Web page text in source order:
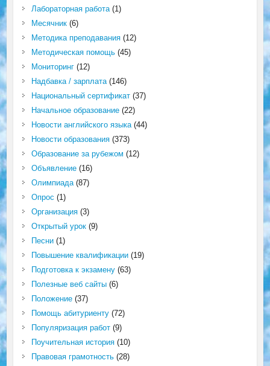
Лабораторная работа(1)
Месячник(6)
Методика преподавания(12)
Методическая помощь(45)
Мониторинг(12)
Надбавка / зарплата(146)
Национальный сертификат(37)
Начальное образование(22)
Новости английского языка(44)
Новости образования(373)
Образование за рубежом (12)
Объявление(16)
Олимпиада(87)
Опрос (1)
Организация(3)
Открытый урок(9)
Песни(1)
Повышение квалификации(19)
Подготовка к экзамену(63)
Полезные веб сайты(6)
Положение(37)
Помощь абитуриенту(72)
Популяризация работ(9)
Поучительная история(10)
Правовая грамотность(28)